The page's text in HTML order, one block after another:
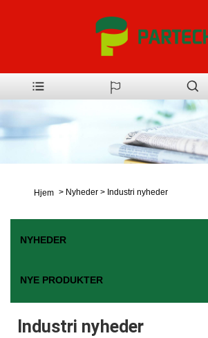
Hjem > Nyheder > Industri nyheder
NYHEDER
NYE PRODUKTER
Industri nyheder